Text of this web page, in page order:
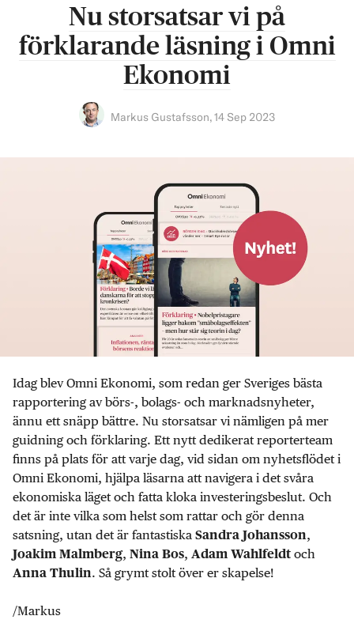
Nu storsatsar vi på
förklarande läsning i Omni
Ekonomi
Markus Gustafsson,14 Sep 2023
Idag blev Omni Ekonomi, som redan ger Sveriges bästa
rapportering av börs-, bolags- och marknadsnyheter,
ännu ett snäpp bättre. Nu storsatsar vi nämligen på mer
guidning och förklaring. Ett nytt dedikerat reporterteam
finns på plats för att varje dag, vid sidan om nyhetsflödet i
Omni Ekonomi, hjälpa läsarna att navigera i det svåra
ekonomiska läget och fatta kloka investeringsbeslut. Och
det är inte vilka som helst som rattar och gör denna
satsning, utan det är fantastiska Sandra Johansson,
Joakim Malmberg, Nina Bos, Adam Wahlfeldt och
Anna Thulin. Så grymt stolt över er skapelse!
/Markus